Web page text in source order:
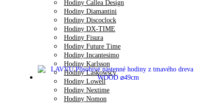
Hodiny Callea Design
Hodiny Diamantini
Hodiny Discoclock
Hodiny DX-TIME
Hodiny Fisura
Hodiny Future Time
Hodiny Incantesimo
Hodiny Karlsson
Hodiny Laskowscy
Hodiny Lowell
Hodiny Nextime
Hodiny Nomon